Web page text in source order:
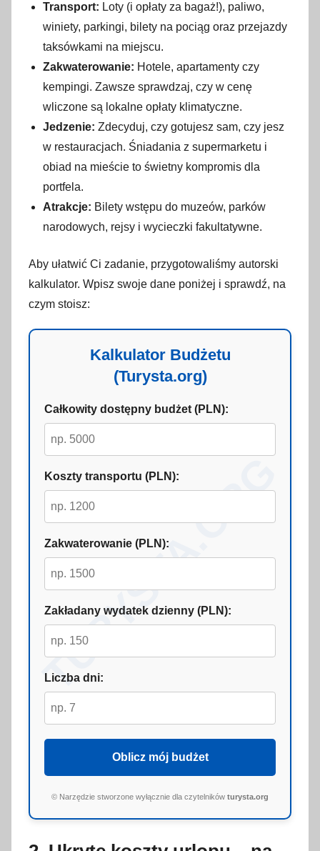
0
Transport: Loty (i opłaty za bagaż!), paliwo,
winiety, parkingi, bilety na pociąg oraz przejazdy
taksówkami na miejscu.
Zakwaterowanie: Hotele, apartamenty czy
kempingi. Zawsze sprawdzaj, czy w cenę
wliczone są lokalne opłaty klimatyczne.
Jedzenie: Zdecyduj, czy gotujesz sam, czy jesz
w restauracjach. Śniadania z supermarketu i
obiad na mieście to świetny kompromis dla
portfela.
Atrakcje: Bilety wstępu do muzeów, parków
narodowych, rejsy i wycieczki fakultatywne.
Aby ułatwić Ci zadanie, przygotowaliśmy autorski
kalkulator. Wpisz swoje dane poniżej i sprawdź, na
czym stoisz:
TURYSTA.ORG
Kalkulator Budżetu
(Turysta.org)
Całkowity dostępny budżet (PLN):
Koszty transportu (PLN):
Zakwaterowanie (PLN):
Zakładany wydatek dzienny (PLN):
Liczba dni:
Oblicz mój budżet
© Narzędzie stworzone wyłącznie dla czytelników turysta.org